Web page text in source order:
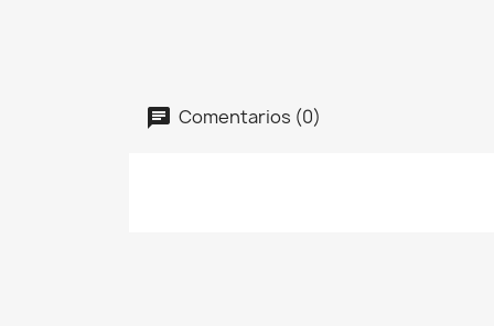
Comentarios (0)